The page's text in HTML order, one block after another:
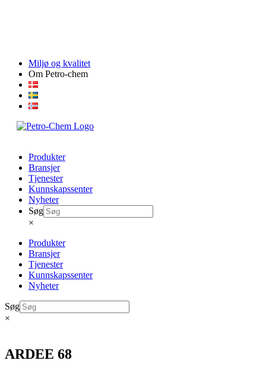
content
Miljø og kvalitet
Om Petro-chem
Produkter
Bransjer
Tjenester
Kunnskapssenter
Nyheter
Søg
×
Produkter
Bransjer
Tjenester
Kunnskapssenter
Nyheter
Søg
×
ARDEE 68